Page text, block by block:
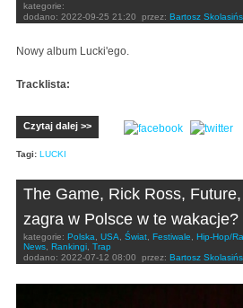
kategorie:
dodano: 2022-09-25 21:20 przez: Bartosz
Nowy album Lucki'ego.
Tracklista:
Czytaj dalej >>
Tagi: LUCKI
The Game, Rick Ross,
zagra w Polsce w te wakacje?
kategorie: Polska, USA, Świat, Festiwale, Hip-Hop/
News, Rankingi, Trap
dodano: 2022-07-12 08:00 przez: Bartosz